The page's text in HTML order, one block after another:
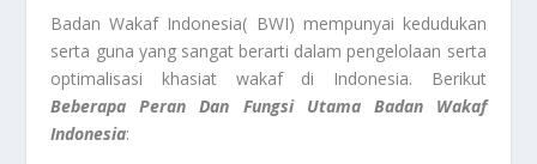
Badan Wakaf Indonesia( BWI) mempunyai kedudukan
serta guna yang sangat berarti dalam pengelolaan serta
optimalisasi khasiat wakaf di Indonesia. Berikut
Beberapa Peran Dan Fungsi Utama Badan Wakaf
Indonesia: